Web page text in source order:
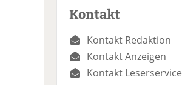
Kontakt
Kontakt Redaktion
Kontakt Anzeigen
Kontakt Leserservice